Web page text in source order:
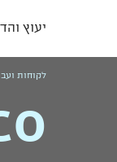
יעוץ
לקוחות